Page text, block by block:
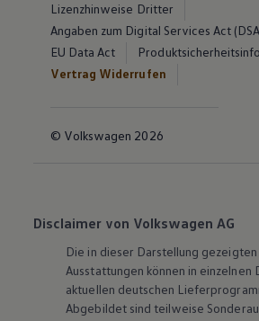
Lizenzhinweise Dritter
Angaben zum Digital Services Act
EU Data Act
Vertrag Widerrufen
© Volkswagen 2026
Disclaimer von Volkswagen AG
Die in dieser Darstellung gezeigten
Ausstattungen können in einzelnen
aktuellen deutschen
Abgebildet sind teilweise